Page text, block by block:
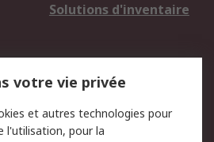
Solutions d'inventaire
votre vie privée
et autres technologies pour
l'utilisation, pour la